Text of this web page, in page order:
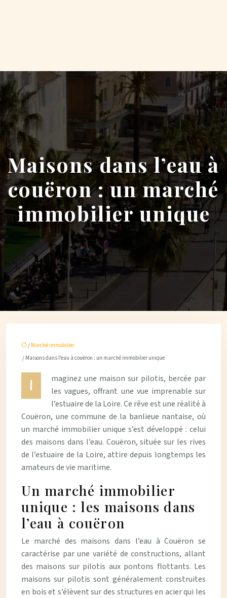
Maisons dans l’eau à
couëron : un marché
immobilier unique
/ Marché immobilier
/ Maisons dans l’eau à couëron : un marché immobilier unique
I
maginez une maison sur pilotis, bercée par
les vagues, offrant une vue imprenable sur
l’estuaire de la Loire. Ce rêve est une réalité à
Couëron, une commune de la banlieue nantaise, où
un marché immobilier unique s’est développé : celui
des maisons dans l’eau. Couëron, située sur les rives
de l’estuaire de la Loire, attire depuis longtemps les
amateurs de vie maritime.
Un marché immobilier
unique : les maisons dans
l’eau à couëron
Le marché des maisons dans l’eau à Couëron se
caractérise par une variété de constructions, allant
des maisons sur pilotis aux pontons flottants. Les
maisons sur pilotis sont généralement construites
en bois et s’élèvent sur des structures en acier qui les